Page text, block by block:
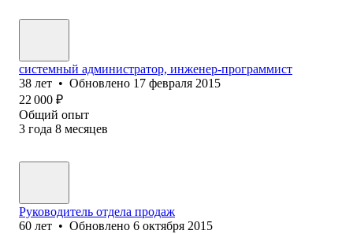
системный администратор, инженер-программист
38 лет • Обновлено 17 февраля 2015
22 000 ₽
Общий опыт
3 года 8 месяцев
Руководитель отдела продаж
60 лет • Обновлено 6 октября 2015